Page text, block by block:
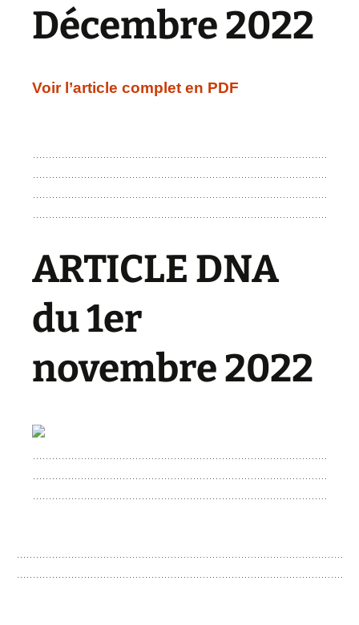
Décembre 2022
Voir l’article complet en PDF
ARTICLE DNA
du 1er
novembre 2022